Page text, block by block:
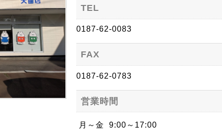
TEL
0187-62-0083
FAX
0187-62-0783
営業時間
月～金
9:00～17:00